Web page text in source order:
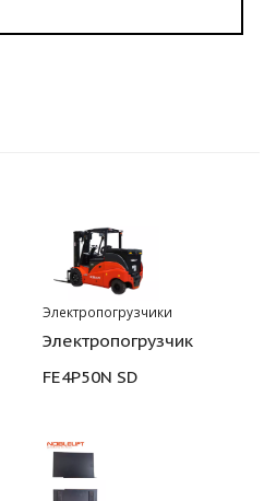
Электропогрузчики
Электропогрузчик
FE4P50N SD